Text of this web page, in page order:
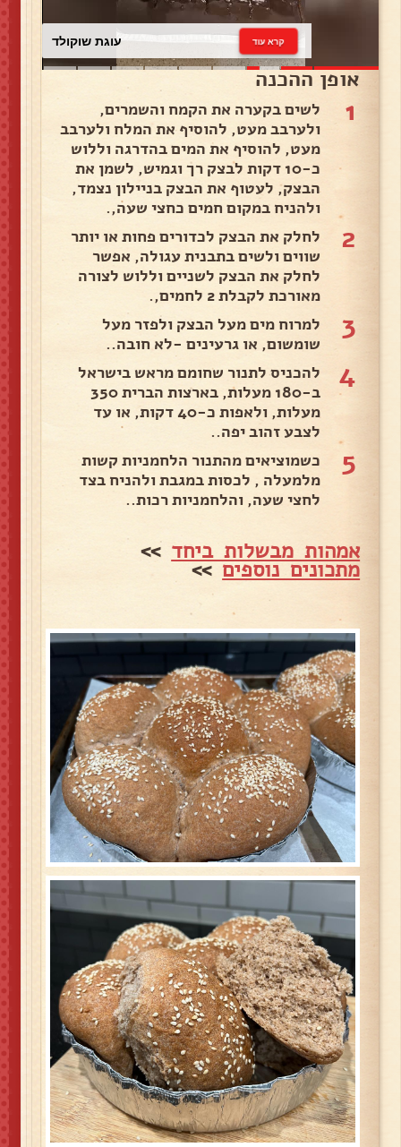
עוגת שוקולד קרא עוד
אופן ההכנה
1
לשים בקערה את הקמח והשמרים,
ולערבב מעט, להוסיף את המלח ולערבב
מעט, להוסיף את המים בהדרגה וללוש
כ-10 דקות לבצק רך וגמיש, לשמן את
הבצק, לעטוף את הבצק בניילון נצמד,
ולהניח במקום חמים כחצי שעה,.
2
לחלק את הבצק לכדורים פחות או יותר
שווים ולשים בתבנית עגולה, אפשר
לחלק את הבצק לשניים וללוש לצורה
מאורכת לקבלת 2 לחמים,.
3
למרוח מים מעל הבצק ולפזר מעל
שומשום, או גרעינים -לא חובה..
4
להכניס לתנור שחומם מראש בישראל
ב-180 מעלות, בארצות הברית 350
מעלות, ולאפות כ-40 דקות, או עד
לצבע זהוב יפה..
5
כשמוציאים מהתנור הלחמניות קשות
מלמעלה , לכסות במגבת ולהניח בצד
לחצי שעה, והלחמניות רכות..
אמהות מבשלות ביחד >>
מתכונים נוספים>>